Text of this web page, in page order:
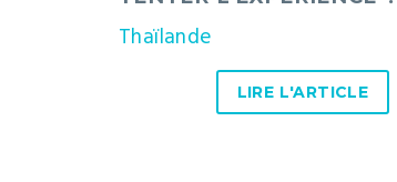
Thaïlande
LIRE L'ARTICLE